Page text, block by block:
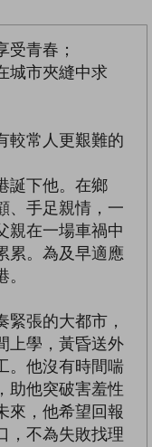
青春；
城市夾縫中求
較常人更艱難的
誕下他。在鄉
、手足親情，一
親在一場車禍中
累。為及早適應
張的大都市，
上學，黃昏送外
。他沒有時間喘
助他突破害羞性
來，他希望回報
，不為失敗找理